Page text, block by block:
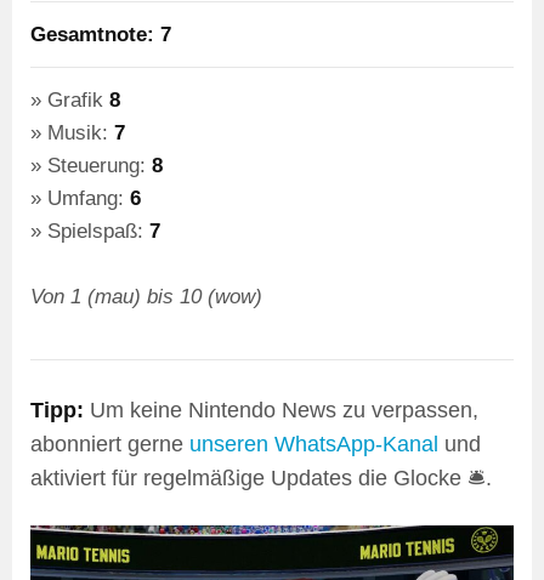
Gesamtnote: 7
Grafik 8
Musik: 7
Steuerung: 8
Umfang: 6
Spielspaß: 7
Von 1 (mau) bis 10 (wow)
Tipp: Um keine Nintendo News zu verpassen,
abonniert gerne unseren WhatsApp-Kanal und
aktiviert für regelmäßige Updates die Glocke 🛎️.